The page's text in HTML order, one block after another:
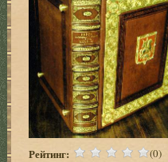
Рейтинг: (0)